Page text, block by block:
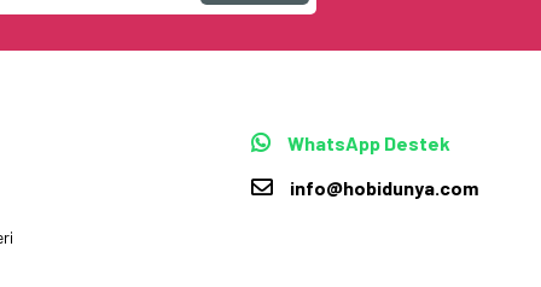
WhatsApp Destek
info@hobidunya.com